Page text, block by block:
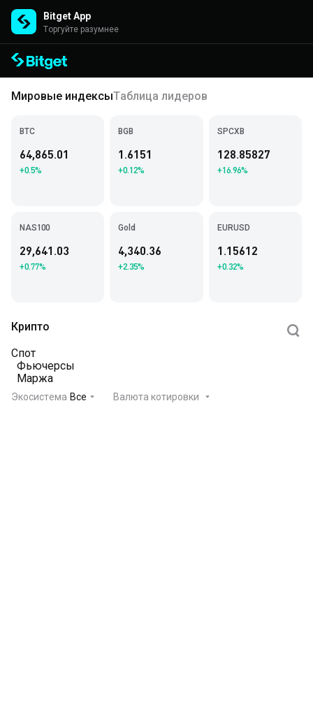
Bitget App
Торгуйте разумнее
Мировые индексыТаблица лидеров
BTC
64,865.01
+0.5%
BGB
1.6151
+0.12%
SPCXB
128.85827
+16.96%
NAS100
29,641.03
+0.77%
Gold
4,340.36
+2.35%
EURUSD
1.15612
+0.32%
Крипто
Спот
Фьючерсы
Маржа
Экосистема Все Валюта котировки